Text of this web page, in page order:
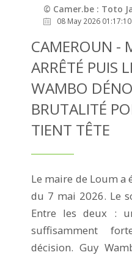
© Camer.be : Toto
08 May 2026 01:17:10
CAMEROUN -
ARRÊTÉ PUIS
WAMBO
BRUTALITÉ
TIENT TÊTE
Le maire de Loum a
du 7 mai 2026. Le
Entre les deux :
suffisamment
décision. Guy